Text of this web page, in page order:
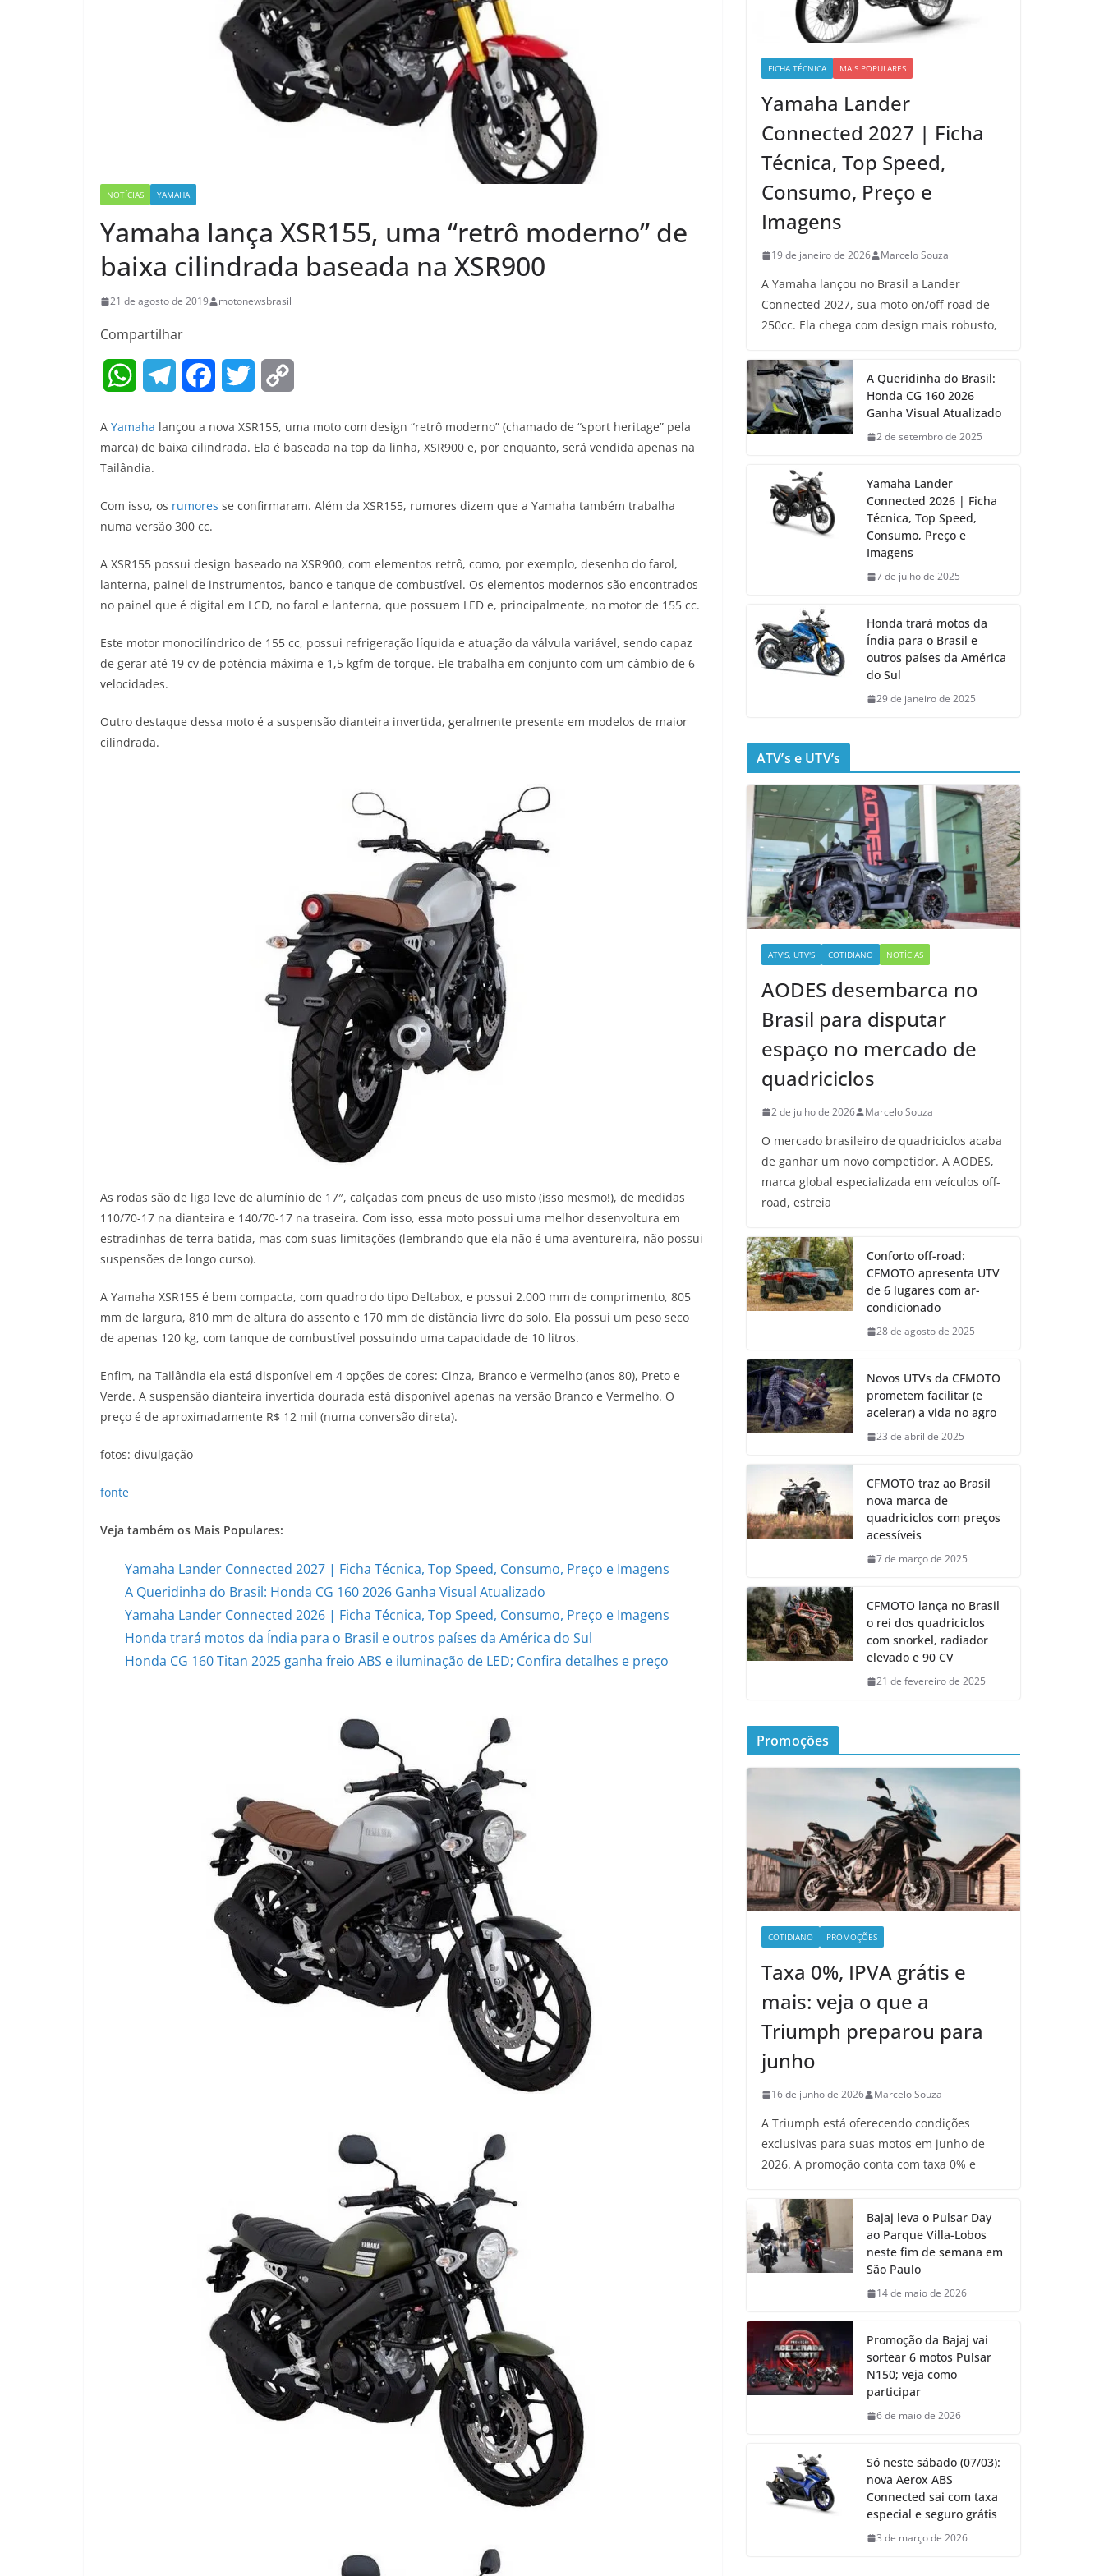
NOTÍCIAS YAMAHA
Yamaha lança XSR155, uma “retrô moderno” de
baixa cilindrada baseada na XSR900
21 de agosto de 2019 motonewsbrasil
Compartilhar
W
a
t
s
p
p
l
g
a
m
c
b
o
k
i
t
r
p
L
n
k
A Yamaha lançou a nova XSR155, uma moto com design “retrô moderno” (chamado de “sport heritage” pela
marca) de baixa cilindrada. Ela é baseada na top da linha, XSR900 e, por enquanto, será vendida apenas na
Tailândia.
Com isso, os rumores se confirmaram. Além da XSR155, rumores dizem que a Yamaha também trabalha
numa versão 300 cc.
A XSR155 possui design baseado na XSR900, com elementos retrô, como, por exemplo, desenho do farol,
lanterna, painel de instrumentos, banco e tanque de combustível. Os elementos modernos são encontrados
no painel que é digital em LCD, no farol e lanterna, que possuem LED e, principalmente, no motor de 155 cc.
Este motor monocilíndrico de 155 cc, possui refrigeração líquida e atuação da válvula variável, sendo capaz
de gerar até 19 cv de potência máxima e 1,5 kgfm de torque. Ele trabalha em conjunto com um câmbio de 6
velocidades.
Outro destaque dessa moto é a suspensão dianteira invertida, geralmente presente em modelos de maior
cilindrada.
As rodas são de liga leve de alumínio de 17″, calçadas com pneus de uso misto (isso mesmo!), de medidas
110/70-17 na dianteira e 140/70-17 na traseira. Com isso, essa moto possui uma melhor desenvoltura em
estradinhas de terra batida, mas com suas limitações (lembrando que ela não é uma aventureira, não possui
suspensões de longo curso).
A Yamaha XSR155 é bem compacta, com quadro do tipo Deltabox, e possui 2.000 mm de comprimento, 805
mm de largura, 810 mm de altura do assento e 170 mm de distância livre do solo. Ela possui um peso seco
de apenas 120 kg, com tanque de combustível possuindo uma capacidade de 10 litros.
Enfim, na Tailândia ela está disponível em 4 opções de cores: Cinza, Branco e Vermelho (anos 80), Preto e
Verde. A suspensão dianteira invertida dourada está disponível apenas na versão Branco e Vermelho. O
preço é de aproximadamente R$ 12 mil (numa conversão direta).
fotos: divulgação
fonte
Veja também os Mais Populares:
Yamaha Lander Connected 2027 | Ficha Técnica, Top Speed, Consumo, Preço e Imagens
A Queridinha do Brasil: Honda CG 160 2026 Ganha Visual Atualizado
Yamaha Lander Connected 2026 | Ficha Técnica, Top Speed, Consumo, Preço e Imagens
Honda trará motos da Índia para o Brasil e outros países da América do Sul
Honda CG 160 Titan 2025 ganha freio ABS e iluminação de LED; Confira detalhes e preço
FICHA TÉCNICA MAIS POPULARES
Yamaha Lander
Connected 2027 | Ficha
Técnica, Top Speed,
Consumo, Preço e
Imagens
19 de janeiro de 2026 Marcelo Souza
A Yamaha lançou no Brasil a Lander
Connected 2027, sua moto on/off-road de
250cc. Ela chega com design mais robusto,
A Queridinha do Brasil:
Honda CG 160 2026
Ganha Visual Atualizado
2 de setembro de 2025
Yamaha Lander
Connected 2026 | Ficha
Técnica, Top Speed,
Consumo, Preço e
Imagens
7 de julho de 2025
Honda trará motos da
Índia para o Brasil e
outros países da América
do Sul
29 de janeiro de 2025
ATV’s e UTV’s
ATV'S, UTV'S COTIDIANO NOTÍCIAS
AODES desembarca no
Brasil para disputar
espaço no mercado de
quadriciclos
2 de julho de 2026 Marcelo Souza
O mercado brasileiro de quadriciclos acaba
de ganhar um novo competidor. A AODES,
marca global especializada em veículos off-
road, estreia
Conforto off-road:
CFMOTO apresenta UTV
de 6 lugares com ar-
condicionado
28 de agosto de 2025
Novos UTVs da CFMOTO
prometem facilitar (e
acelerar) a vida no agro
23 de abril de 2025
CFMOTO traz ao Brasil
nova marca de
quadriciclos com preços
acessíveis
7 de março de 2025
CFMOTO lança no Brasil
o rei dos quadriciclos
com snorkel, radiador
elevado e 90 CV
21 de fevereiro de 2025
Promoções
COTIDIANO PROMOÇÕES
Taxa 0%, IPVA grátis e
mais: veja o que a
Triumph preparou para
junho
16 de junho de 2026 Marcelo Souza
A Triumph está oferecendo condições
exclusivas para suas motos em junho de
2026. A promoção conta com taxa 0% e
Bajaj leva o Pulsar Day
ao Parque Villa-Lobos
neste fim de semana em
São Paulo
14 de maio de 2026
Promoção da Bajaj vai
sortear 6 motos Pulsar
N150; veja como
participar
6 de maio de 2026
Só neste sábado (07/03):
nova Aerox ABS
Connected sai com taxa
especial e seguro grátis
3 de março de 2026